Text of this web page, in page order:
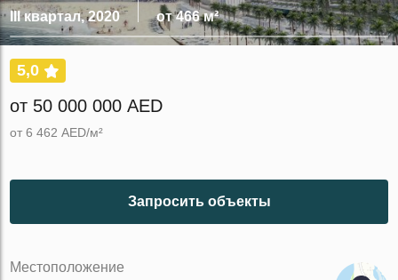
III квартал, 2020 от 466 м²
5,0
от 50 000 000 AED
от 6 462 AED/м²
Запросить объекты
Местоположение